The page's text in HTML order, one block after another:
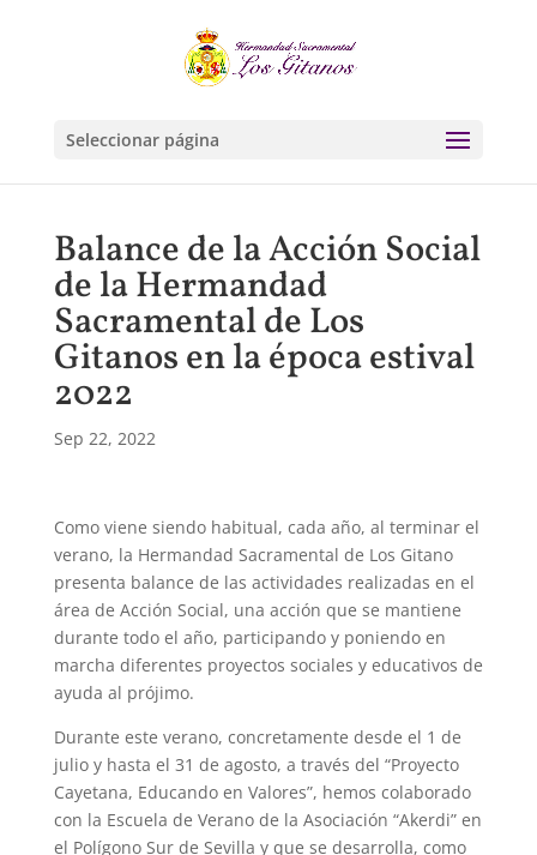
Seleccionar página
Balance de la Acción Social
de la Hermandad
Sacramental de Los
Gitanos en la época estival
2022
Sep 22, 2022
Como viene siendo habitual, cada año, al terminar el
verano, la Hermandad Sacramental de Los Gitano
presenta balance de las actividades realizadas en el
área de Acción Social, una acción que se mantiene
durante todo el año, participando y poniendo en
marcha diferentes proyectos sociales y educativos de
ayuda al prójimo.
Durante este verano, concretamente desde el 1 de
julio y hasta el 31 de agosto, a través del “Proyecto
Cayetana, Educando en Valores”, hemos colaborado
con la Escuela de Verano de la Asociación “Akerdi” en
el Polígono Sur de Sevilla y que se desarrolla, como